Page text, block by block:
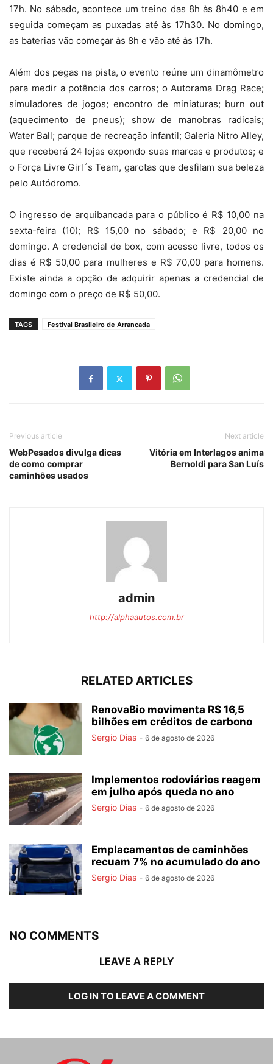
17h. No sábado, acontece um treino das 8h às 8h40 e em
seguida começam as puxadas até às 17h30. No domingo,
as baterias vão começar às 8h e vão até às 17h.
Além dos pegas na pista, o evento reúne um dinamômetro
para medir a potência dos carros; o Autorama Drag Race;
simuladores de jogos; encontro de miniaturas; burn out
(aquecimento de pneus); show de manobras radicais;
Water Ball; parque de recreação infantil; Galeria Nitro Alley,
que receberá 24 lojas expondo suas marcas e produtos; e
o Força Livre Girl´s Team, garotas que desfilam sua beleza
pelo Autódromo.
O ingresso de arquibancada para o público é R$ 10,00 na
sexta-feira (10); R$ 15,00 no sábado; e R$ 20,00 no
domingo. A credencial de box, com acesso livre, todos os
dias é R$ 50,00 para mulheres e R$ 70,00 para homens.
Existe ainda a opção de adquirir apenas a credencial de
domingo com o preço de R$ 50,00.
TAGS Festival Brasileiro de Arrancada
Previous article
WebPesados divulga dicas
de como comprar
caminhões usados
Next article
Vitória em Interlagos anima
Bernoldi para San Luís
admin
http://alphaautos.com.br
RELATED ARTICLES
RenovaBio movimenta R$ 16,5
bilhões em créditos de carbono
Sergio Dias - 6 de agosto de 2026
Implementos rodoviários reagem
em julho após queda no ano
Sergio Dias - 6 de agosto de 2026
Emplacamentos de caminhões
recuam 7% no acumulado do ano
Sergio Dias - 6 de agosto de 2026
NO COMMENTS
LEAVE A REPLY
LOG IN TO LEAVE A COMMENT